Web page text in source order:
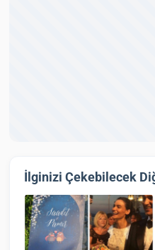
İlginizi Çekebilecek